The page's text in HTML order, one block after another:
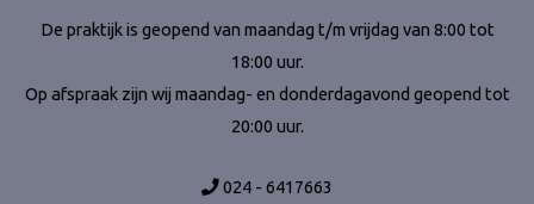
De praktijk is geopend van maandag t/m vrijdag van 8:00 tot
18:00 uur.
Op afspraak zijn wij maandag- en donderdagavond geopend tot
20:00 uur.
024 - 6417663